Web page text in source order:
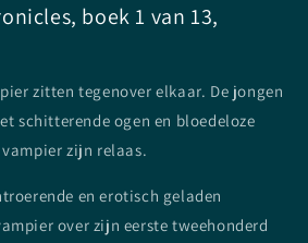
boek 1 van 13,
zitten tegenover elkaar. De jongen
schitterende ogen en bloedeloze
zijn relaas.
en erotisch geladen
over zijn eerste tweehonderd